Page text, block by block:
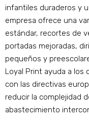
infantiles duraderos y
empresa ofrece una
estándar, recortes de
portadas mejoradas,
pequeños y
Loyal Print ayuda a los
con las directivas
reducir la complejidad
abastecimiento